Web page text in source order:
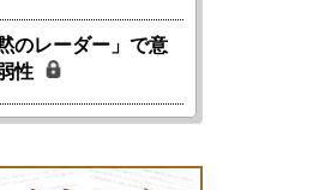
のレーダー」で意
性